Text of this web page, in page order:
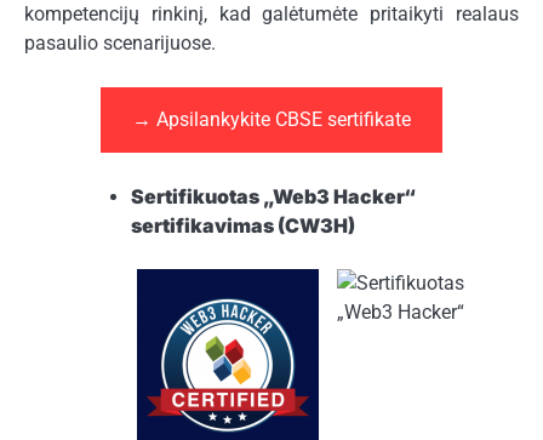
kompetencijų rinkinį, kad galėtumėte pritaikyti realaus
pasaulio scenarijuose.
→ Apsilankykite CBSE sertifikate
Sertifikuotas „Web3 Hacker“
sertifikavimas (CW3H)